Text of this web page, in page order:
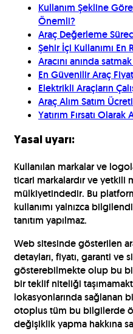
Kullanım Şekline
Önemli?
Araç Değerleme
Şehir İçi Kullanımı
Aracını anında
En Güvenilir Araç
Elektrikli Araçların
Araç Alım Satım
Yatırım Fırsatı
Yasal uyarı:
Kullanılan markalar ve
ticari markalardır ve yetkili
mülkiyetindedir. Bu
kullanımı yalnızca
tanıtım yapılmaz.
Web sitesinde gösterilen
detayları, fiyatı, garanti ve
gösterebilmekte olup bu
bir teklif niteliği
lokasyonlarında sağlanan
otoplus tüm bu bilgilerde
değişiklik yapma hakkına